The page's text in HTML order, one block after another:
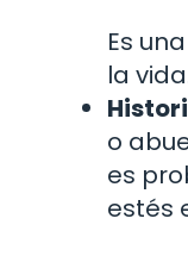
Es
la
o
es
estés